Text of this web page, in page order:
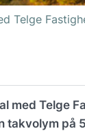
Telge
med Telge
takvolym på